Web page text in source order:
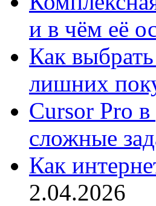
и в чём её
Как
лишних
Cursor Pro в
сложные
Как
2.04.2026